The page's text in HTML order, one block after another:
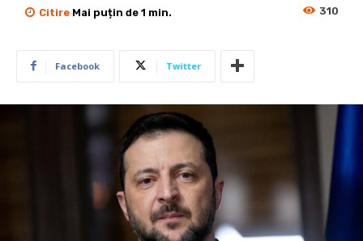
Citire Mai puțin de 1 min. 310
Facebook Twitter